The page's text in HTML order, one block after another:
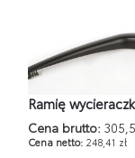
Ramię
Cena brutto:
Cena netto: 248,41 zł